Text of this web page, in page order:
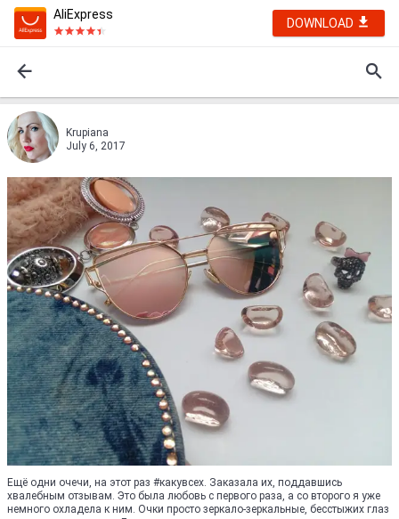
AliExpress
DOWNLOAD
Krupiana
July 6, 2017
Ещё одни очечи, на этот раз #какувсех. Заказала их, поддавшись
хвалебным отзывам. Это была любовь с первого раза, а со второго я уже
немного охладела к ним. Очки просто зеркало-зеркальные, бесстыжих глаз